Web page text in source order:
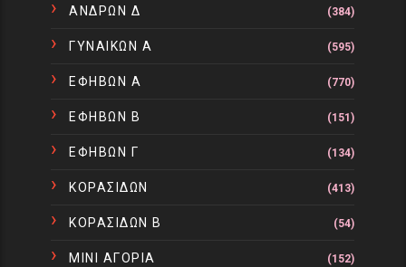
ΑΝΔΡΩΝ Δ (384)
ΓΥΝΑΙΚΩΝ Α (595)
ΕΦΗΒΩΝ Α (770)
ΕΦΗΒΩΝ Β (151)
ΕΦΗΒΩΝ Γ (134)
ΚΟΡΑΣΙΔΩΝ (413)
ΚΟΡΑΣΙΔΩΝ Β (54)
ΜΙΝΙ ΑΓΟΡΙΑ (152)